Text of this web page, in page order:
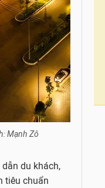
Mạnh Zô
du khách,
tiêu chuẩn